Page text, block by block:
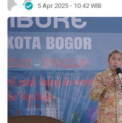
5 Apr 2025 - 10:42 WIB